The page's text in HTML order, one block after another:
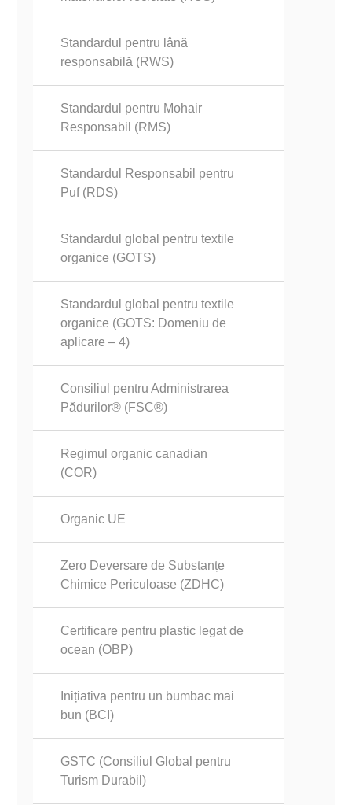
Standardul pentru lână
responsabilă (RWS)
Standardul pentru Mohair
Responsabil (RMS)
Standardul Responsabil pentru
Puf (RDS)
Standardul global pentru textile
organice (GOTS)
Standardul global pentru textile
organice (GOTS: Domeniu de
aplicare – 4)
Consiliul pentru Administrarea
Pădurilor® (FSC®)
Regimul organic canadian
(COR)
Organic UE
Zero Deversare de Substanțe
Chimice Periculoase (ZDHC)
Certificare pentru plastic legat de
ocean (OBP)
Inițiativa pentru un bumbac mai
bun (BCI)
GSTC (Consiliul Global pentru
Turism Durabil)